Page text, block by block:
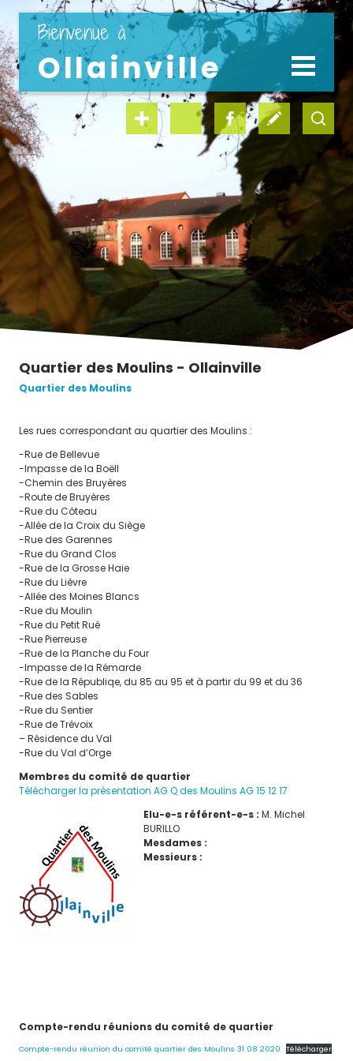
Bienvenue à
Ollainville
LA VILLELA MAIRIE
Coordonnées et horaires
Le conseil municipal
Les commissions
Tarifs communaux
Expression politique
Les délégations
Offre d’emploi
Les services municipaux
Instances Communales
Appel d’offre
Social
Culture
Associations
Environnement
Arbres du Parc Pierre Dodoz
Arbres du Parc de la Butte aux
Grès
Infos pratiques
Parcours du Patrimoine
Les Belles Vues
Vie de Quartier
Circulation, stationnement et
sécurité
Guide municipal
ENFANCE JEUNESSE
Petite enfance
Accueil de loisirs
Vie scolaire
Tarification des prestations de
Quartier des Moulins - Ollainville
Quartier des Moulins
Les rues correspondant au quartier des Moulins :
-Rue de Bellevue
-Impasse de la Boëll
-Chemin des Bruyères
-Route de Bruyères
-Rue du Côteau
-Allée de la Croix du Siège
-Rue des Garennes
-Rue du Grand Clos
-Rue de la Grosse Haie
-Rue du Lièvre
-Allée des Moines Blancs
-Rue du Moulin
-Rue du Petit Rué
-Rue Pierreuse
-Rue de la Planche du Four
-Impasse de la Rémarde
-Rue de la Républiqe, du 85 au 95 et à partir du 99 et du 36
-Rue des Sables
-Rue du Sentier
-Rue de Trévoix
– Résidence du Val
-Rue du Val d’Orge
Membres du comité de quartier
Télécharger la présentation AG Q des Moulins AG 15 12 17
Elu-e-s référent-e-s : M. Michel
BURILLO
Mesdames :
Messieurs :
Compte-rendu réunions du comité de quartier
Compte-rendu réunion du comité quartier des Moulins 31 08 2020 Télécharger
" en 1 clic "
médiathèque
kiosque famille offres d’emploi
plaquette culturelle bulletin municipal
démarches